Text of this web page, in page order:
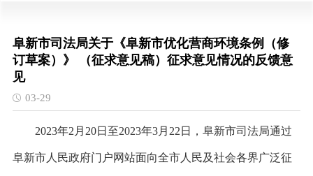
阜新市司法局关于《阜新市优化营商环境条例（修
订草案）》 （征求意见稿）征求意见情况的反馈意
见
03-29
2023年2月20日至2023年3月22日，阜新市司法局通过
阜新市人民政府门户网站面向全市人民及社会各界广泛征